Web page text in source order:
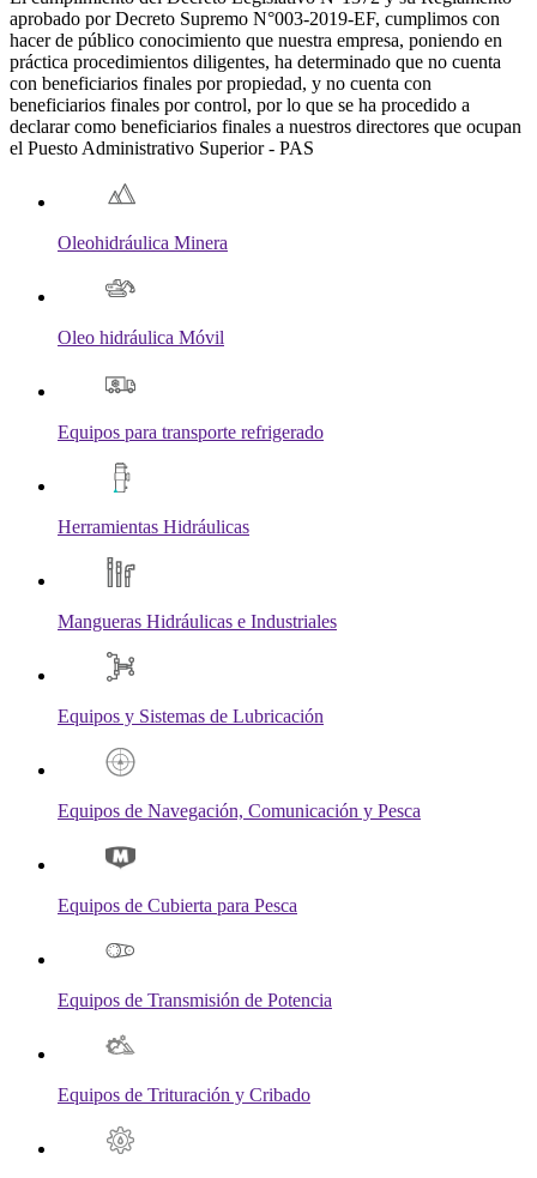
aprobado por Decreto Supremo N°003-2019-EF, cumplimos con
hacer de público conocimiento que nuestra empresa, poniendo en
práctica procedimientos diligentes, ha determinado que no cuenta
con beneficiarios finales por propiedad, y no cuenta con
beneficiarios finales por control, por lo que se ha procedido a
declarar como beneficiarios finales a nuestros directores que ocupan
el Puesto Administrativo Superior - PAS
Oleohidráulica Minera
Oleo hidráulica Móvil
Equipos para transporte refrigerado
Herramientas Hidráulicas
Mangueras Hidráulicas e Industriales
Equipos y Sistemas de Lubricación
Equipos de Navegación, Comunicación y Pesca
Equipos de Cubierta para Pesca
Equipos de Transmisión de Potencia
Equipos de Trituración y Cribado